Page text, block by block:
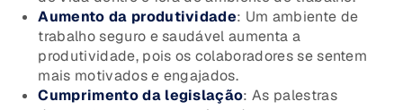
Aumento da produtividade: Um ambiente de
trabalho seguro e saudável aumenta a
produtividade, pois os colaboradores se sentem
mais motivados e engajados.
Cumprimento da legislação: As palestras